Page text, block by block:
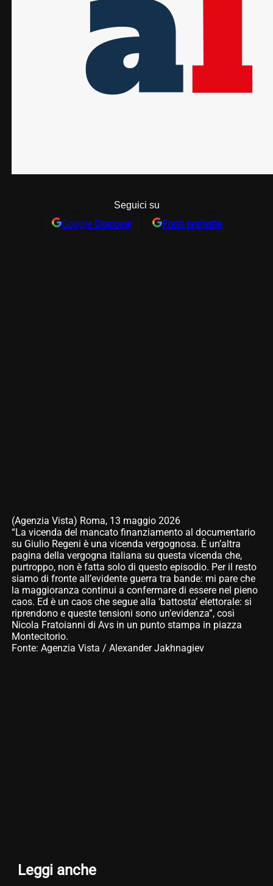
Seguici su
Google Discover Fonti preferite
(Agenzia Vista) Roma, 13 maggio 2026
“La vicenda del mancato finanziamento al documentario
su Giulio Regeni è una vicenda vergognosa. È un’altra
pagina della vergogna italiana su questa vicenda che,
purtroppo, non è fatta solo di questo episodio. Per il resto
siamo di fronte all’evidente guerra tra bande: mi pare che
la maggioranza continui a confermare di essere nel pieno
caos. Ed è un caos che segue alla ‘battosta’ elettorale: si
riprendono e queste tensioni sono un’evidenza”, così
Nicola Fratoianni di Avs in un punto stampa in piazza
Montecitorio.
Fonte: Agenzia Vista / Alexander Jakhnagiev
Leggi anche